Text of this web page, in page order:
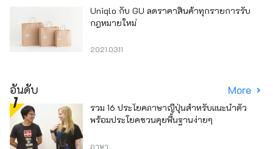
Uniqlo กับ GU ลดราคาสินค้าทุกรายการรับ
กฎหมายใหม่
2021.03.11
อันดับ More
รวม 16 ประโยคภาษาญี่ปุ่นสำหรับแนะนำตัว
พร้อมประโยคชวนคุยพื้นฐานง่ายๆ
ภาษา